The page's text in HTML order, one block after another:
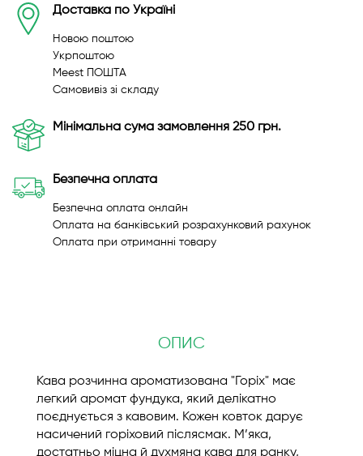
Доставка по Україні
Новою поштою
Укрпоштою
Meest ПОШТА
Самовивіз зі складу
Мінімальна сума замовлення 250 грн.
Безпечна оплата
Безпечна оплата онлайн
Оплата на банківський розрахунковий рахунок
Оплата при отриманні товару
ОПИС
Кава розчинна ароматизована "Горіх" має
легкий аромат фундука, який делікатно
поєднується з кавовим. Кожен ковток дарує
насичений горіховий післясмак. М’яка,
достатньо міцна й духмяна кава для ранку,